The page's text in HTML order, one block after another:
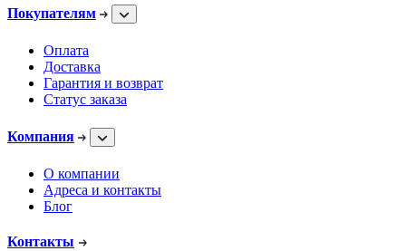
Покупателям
Оплата
Доставка
Гарантия и возврат
Статус заказа
Компания
О компании
Адреса и контакты
Блог
Контакты